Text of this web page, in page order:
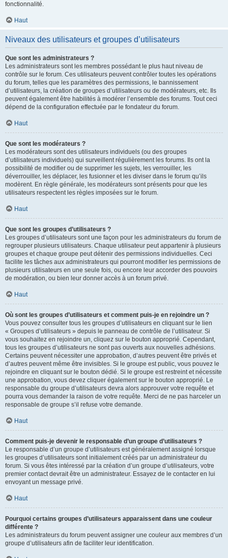
fonctionnalité.
Haut
Niveaux des utilisateurs et groupes d’utilisateurs
Que sont les administrateurs ?
Les administrateurs sont les membres possédant le plus haut niveau de
contrôle sur le forum. Ces utilisateurs peuvent contrôler toutes les opérations
du forum, telles que les paramètres des permissions, le bannissement
d’utilisateurs, la création de groupes d’utilisateurs ou de modérateurs, etc. Ils
peuvent également être habilités à modérer l’ensemble des forums. Tout ceci
dépend de la configuration effectuée par le fondateur du forum.
Haut
Que sont les modérateurs ?
Les modérateurs sont des utilisateurs individuels (ou des groupes
d’utilisateurs individuels) qui surveillent régulièrement les forums. Ils ont la
possibilité de modifier ou de supprimer les sujets, les verrouiller, les
déverrouiller, les déplacer, les fusionner et les diviser dans le forum qu’ils
modèrent. En règle générale, les modérateurs sont présents pour que les
utilisateurs respectent les règles imposées sur le forum.
Haut
Que sont les groupes d’utilisateurs ?
Les groupes d’utilisateurs sont une façon pour les administrateurs du forum de
regrouper plusieurs utilisateurs. Chaque utilisateur peut appartenir à plusieurs
groupes et chaque groupe peut détenir des permissions individuelles. Ceci
facilite les tâches aux administrateurs qui pourront modifier les permissions de
plusieurs utilisateurs en une seule fois, ou encore leur accorder des pouvoirs
de modération, ou bien leur donner accès à un forum privé.
Haut
Où sont les groupes d’utilisateurs et comment puis-je en rejoindre un ?
Vous pouvez consulter tous les groupes d’utilisateurs en cliquant sur le lien
« Groupes d’utilisateurs » depuis le panneau de contrôle de l’utilisateur. Si
vous souhaitez en rejoindre un, cliquez sur le bouton approprié. Cependant,
tous les groupes d’utilisateurs ne sont pas ouverts aux nouvelles adhésions.
Certains peuvent nécessiter une approbation, d’autres peuvent être privés et
d’autres peuvent même être invisibles. Si le groupe est public, vous pouvez le
rejoindre en cliquant sur le bouton dédié. Si le groupe est restreint et nécessite
une approbation, vous devez cliquer également sur le bouton approprié. Le
responsable du groupe d’utilisateurs devra alors approuver votre requête et
pourra vous demander la raison de votre requête. Merci de ne pas harceler un
responsable de groupe s’il refuse votre demande.
Haut
Comment puis-je devenir le responsable d’un groupe d’utilisateurs ?
Le responsable d’un groupe d’utilisateurs est généralement assigné lorsque
les groupes d’utilisateurs sont initialement créés par un administrateur du
forum. Si vous êtes intéressé par la création d’un groupe d’utilisateurs, votre
premier contact devrait être un administrateur. Essayez de le contacter en lui
envoyant un message privé.
Haut
Pourquoi certains groupes d’utilisateurs apparaissent dans une couleur
différente ?
Les administrateurs du forum peuvent assigner une couleur aux membres d’un
groupe d’utilisateurs afin de faciliter leur identification.